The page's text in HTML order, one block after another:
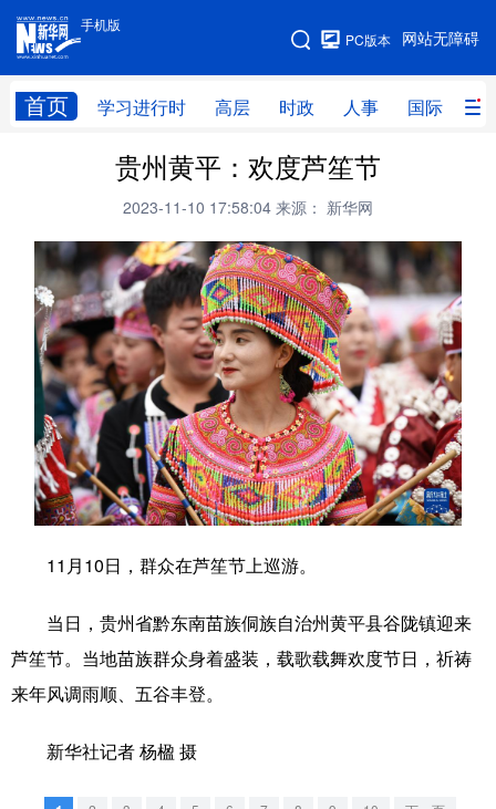
手机版
网站无障碍
PC版本
首页 学习进行时 高层 时政 人事 国际 财
手机版
网站地图
高层 时政
财经 网评
台湾 思客智库 全球连线 教育
科技 科创 量子 体育
文化 书画 健康 军事
访谈 视频 图片 政务
法律 中央文件 金融 汽车
食品 人居 信息化 数字经济
彩票 娱乐 时尚 悦读
贵州黄平：欢度芦笙节
2023-11-10 17:58:04 来源： 新华网
11月10日，群众在芦笙节上巡游。
当日，贵州省黔东南苗族侗族自治州黄平县谷陇镇迎来
芦笙节。当地苗族群众身着盛装，载歌载舞欢度节日，祈祷
来年风调雨顺、五谷丰登。
新华社记者 杨楹 摄